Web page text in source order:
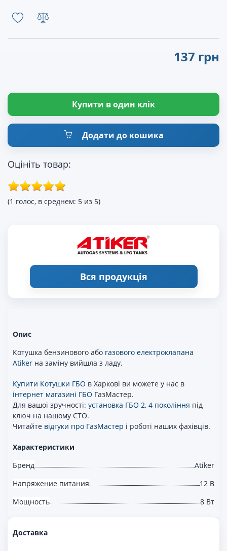
137 грн
Купити в один клік
Додати до кошика
Оцініть товар:
(1 голос, в среднем: 5 из 5)
Вся продукція
Опис
Котушка бензинового або газового електроклапана
Atiker на заміну вийшла з ладу.
Купити Котушки ГБО в Харкові ви можете у нас в
інтернет магазині ГБО ГазМастер.
Для вашої зручності: установка ГБО 2, 4 покоління під
ключ на нашому СТО.
Читайте відгуки про ГазМастер і роботі наших фахівців.
Характеристики
Бренд
Atiker
Напряжение питания
12 В
Мощность
8 Вт
Доставка